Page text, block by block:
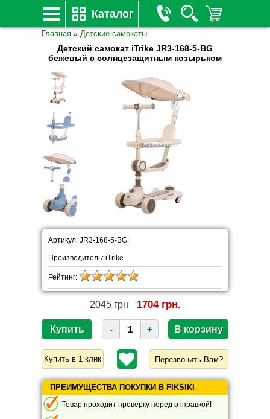
Каталог
Главная » Детские самокаты
Детский самокат iTrike JR3-168-5-BG
бежевый с солнцезащитным козырьком
Артикул: JR3-168-5-BG
Производитель: iTrike
Рейтинг:
2045 грн 1704 грн.
- +
Перезвонить Вам?
ПРЕИМУЩЕСТВА ПОКУПКИ В FIKSIKI
Товар проходит проверку перед отправкой!